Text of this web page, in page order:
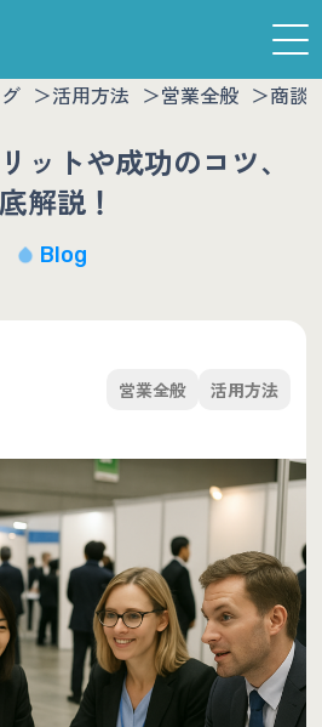
活用方法 営業全般 商談
ットや成功のコツ、
解説！
Blog
営業全般 活用方法